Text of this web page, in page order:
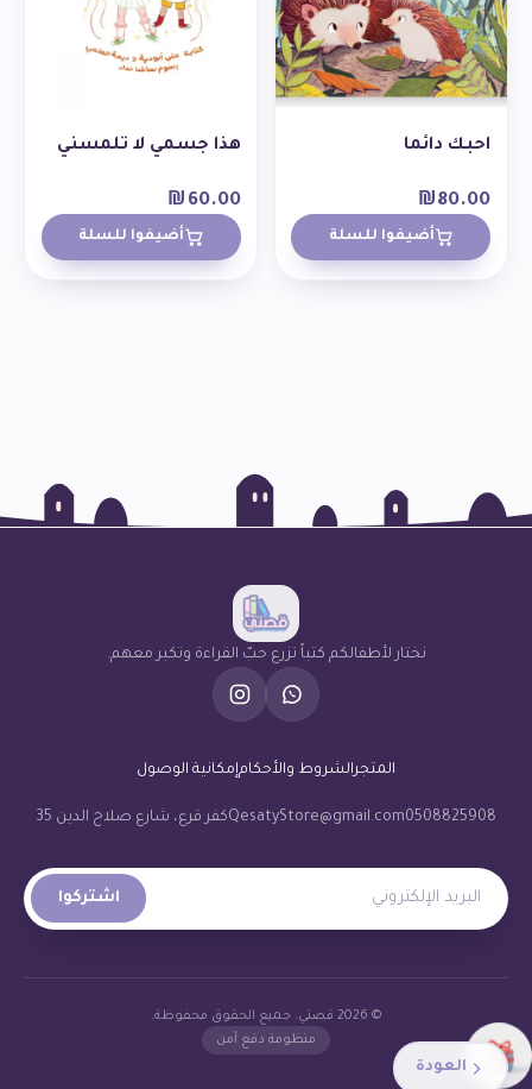
العودة
احبك دائما
₪80.00
أضيفوا للسلة
هذا جسمي لا تلمسني
₪ 60.00
أضيفوا للسلة
نختار لأطفالكم كتباً تزرع حبّ القراءة وتكبر معهم.
المتجر الشروط والأحكامإمكانية الوصول
0508825908
QesatyStore@gmail.comكفر قرع، شارع صلاح الدين 35
البريد الإلكتروني
اشتركوا
© 2026 قصتي. جميع الحقوق محفوظة.
منظومة دفع آمن